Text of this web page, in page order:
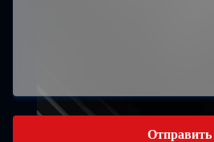
Отправить